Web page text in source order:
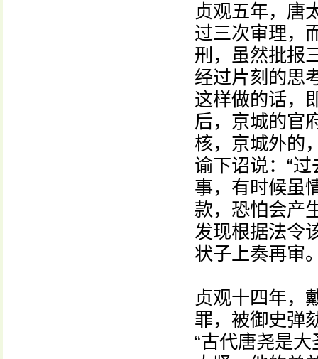
贞观五年，唐
过三次审理，
刑，虽然批报
经过片刻的思
这样做的话，
后，京城的官
核，京城外的
谕下诏说：“
事，有时候虽
款，恐怕会产
发现根据法令
状子上奏再审
贞观十四年，
罪，被御史弹
“古代唐尧是